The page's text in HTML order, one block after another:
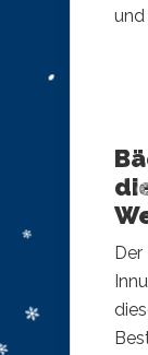
und
Der